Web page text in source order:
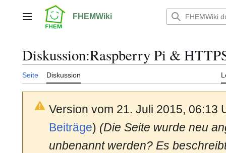
springenHauptmenü FHEMWiki
Diskussion:Raspberry Pi &
Seite Diskussion
Version vom 21. Juli 2015, 06:13
Beiträge) (Die Seite wurde neu
unbenannt werden? Es